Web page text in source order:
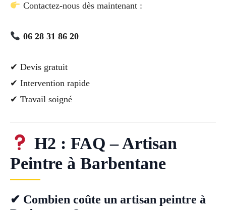
Contactez-nous dès maintenant :
06 28 31 86 20
✔ Devis gratuit
✔ Intervention rapide
✔ Travail soigné
H2 : FAQ – Artisan
Peintre à Barbentane
✔ Combien coûte un artisan peintre à